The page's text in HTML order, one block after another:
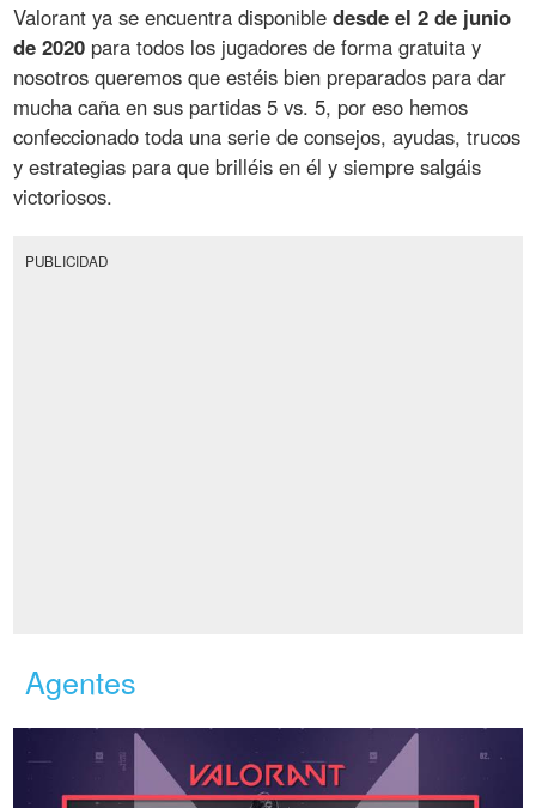
Valorant ya se encuentra disponibledesde el 2 de junio
de 2020 para todos los jugadores de forma gratuita y
nosotros queremos que estéis bien preparados para dar
mucha caña en sus partidas 5 vs. 5, por eso hemos
confeccionado toda una serie de consejos, ayudas, trucos
y estrategias para que brilléis en él y siempre salgáis
victoriosos.
PUBLICIDAD
Agentes